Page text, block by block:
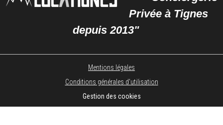
Privée à Tignes
depuis 2013"
Mentions légales
Conditions générales d'utilisation
Gestion des cookies